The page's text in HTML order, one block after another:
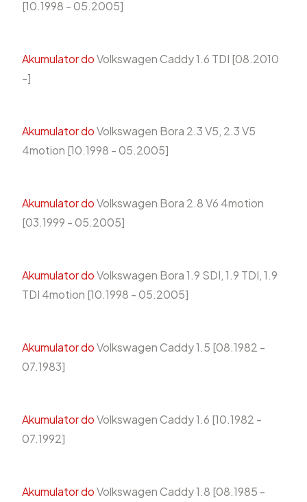
[10.1998 - 05.2005]
Akumulator doVolkswagen Caddy 1.6 TDI [08.2010
-]
Akumulator doVolkswagen Bora 2.3 V5, 2.3 V5
4motion [10.1998 - 05.2005]
Akumulator doVolkswagen Bora 2.8 V6 4motion
[03.1999 - 05.2005]
Akumulator doVolkswagen Bora 1.9 SDI, 1.9 TDI, 1.9
TDI 4motion [10.1998 - 05.2005]
Akumulator doVolkswagen Caddy 1.5 [08.1982 -
07.1983]
Akumulator doVolkswagen Caddy 1.6 [10.1982 -
07.1992]
Akumulator doVolkswagen Caddy 1.8 [08.1985 -